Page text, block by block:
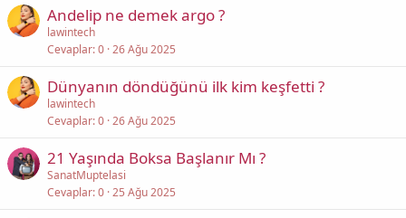
Andelip ne demek argo ?
lawintech
Cevaplar 0 26 Ağu 2025
Dünyanın döndüğünü ilk kim keşfetti ?
lawintech
Cevaplar 0 26 Ağu 2025
21 Yaşında Boksa Başlanır Mı ?
SanatMuptelasi
Cevaplar 0 25 Ağu 2025